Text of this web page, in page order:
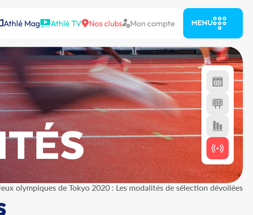
Athlé Mag Athlé TV Nos clubs Mon compte MENU
olympiques de Tokyo 2020 : Les modalités de sélection dévoilées